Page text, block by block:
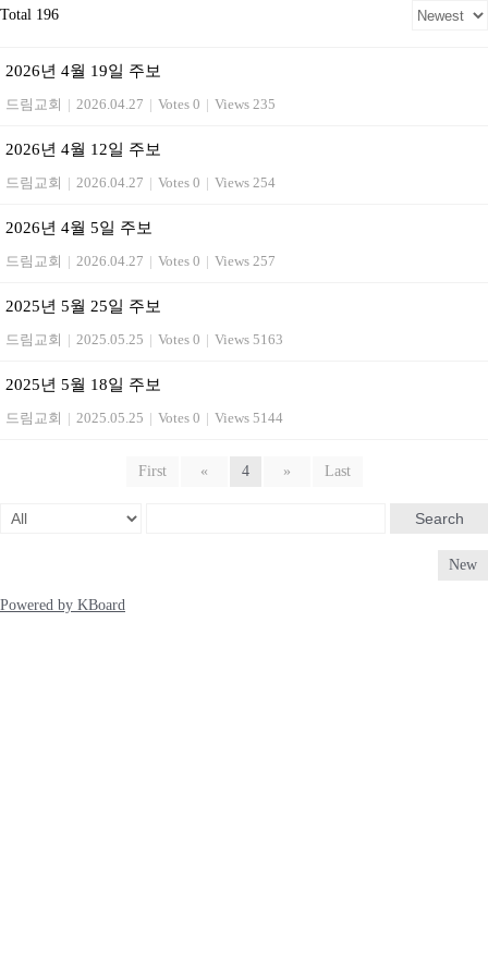
Total 196
2026년 4월 19일 주보
드림교회 | 2026.04.27 | Votes 0 | Views 235
2026년 4월 12일 주보
드림교회 | 2026.04.27 | Votes 0 | Views 254
2026년 4월 5일 주보
드림교회 | 2026.04.27 | Votes 0 | Views 257
2025년 5월 25일 주보
드림교회 | 2025.05.25 | Votes 0 | Views 5163
2025년 5월 18일 주보
드림교회 | 2025.05.25 | Votes 0 | Views 5144
First « 4 » Last
Search
New
Powered by KBoard